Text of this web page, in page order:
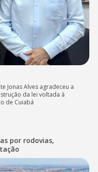
Jonas Alves agradeceu a
da lei voltada à
de Cuiabá
por rodovias,